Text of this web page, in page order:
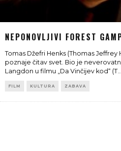
NEPONOVLJIVI FOREST
Tomas Džefri Henks (Thomas Jeffrey
poznaje čitav svet. Bio je
Langdon u filmu „Da Vinčijev kod“ (T
FILM KULTURA ZABAVA